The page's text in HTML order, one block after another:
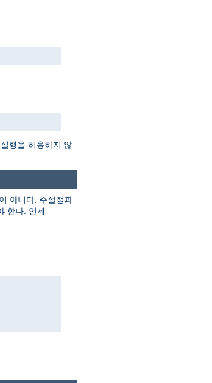
행을 허용하지 않
아니다. 주설정파
한다. 언제